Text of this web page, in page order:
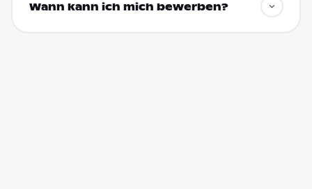
Wann kann ich mich bewerben?